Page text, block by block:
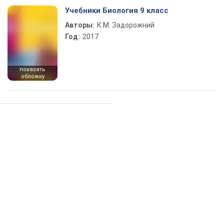
показать
обложку
Учебники Биология 9 класс
Авторы: К.М. Задорожний
Год: 2017